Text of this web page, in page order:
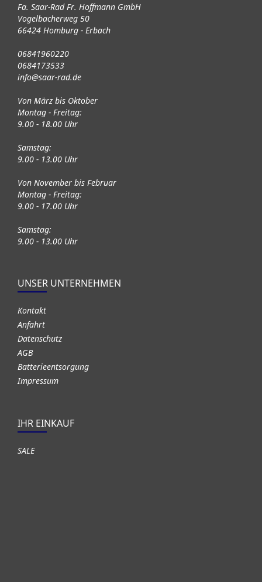
Fa. Saar-Rad Fr. Hoffmann GmbH
Vogelbacherweg 50
66424 Homburg - Erbach
06841960220
0684173533
info@saar-rad.de
Von März bis Oktober
Montag - Freitag:
9.00 - 18.00 Uhr
Samstag:
9.00 - 13.00 Uhr
Von November bis Februar
Montag - Freitag:
9.00 - 17.00 Uhr
Samstag:
9.00 - 13.00 Uhr
UNSER UNTERNEHMEN
Kontakt
Anfahrt
Datenschutz
AGB
Batterieentsorgung
Impressum
IHR EINKAUF
SALE